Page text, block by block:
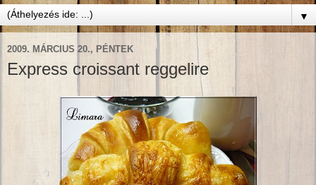
▼
2009. MÁRCIUS 20., PÉNTEK
Express croissant reggelire